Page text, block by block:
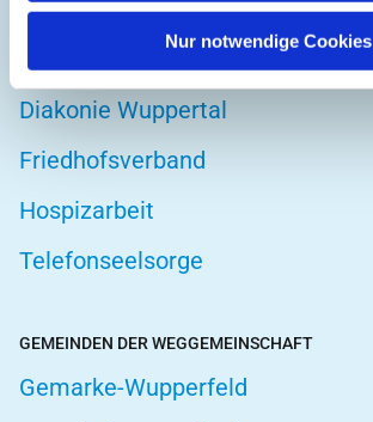
Nur notwendige Cookies
Altenwohnstätte
Bibelwerk
Diakonie Wuppertal
Friedhofsverband
Hospizarbeit
Telefonseelsorge
GEMEINDEN DER WEGGEMEINSCHAFT
Gemarke-Wupperfeld